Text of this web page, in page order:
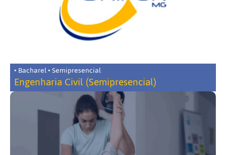
• Bacharel • Semipresencial
Engenharia Civil (Semipresencial)